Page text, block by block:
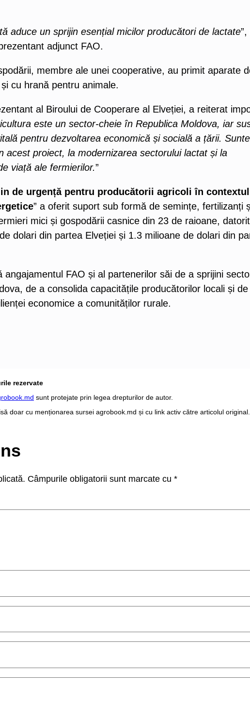
aduce un sprijin esențial micilor producători de lactate”,
adjunct FAO.
membre ale unei cooperative, au primit aparate
cu hrană pentru animale.
al Biroului de Cooperare al Elveției, a reiterat
este un sector-cheie în Republica Moldova, iar
pentru dezvoltarea economică și socială a țării.
acest proiect, la modernizarea sectorului lactat și la
viață ale fermierilor.”
de urgență pentru producătorii agricoli în
” a oferit suport sub formă de semințe, fertilizanți
mici și gospodării casnice din 23 de raioane,
dolari din partea Elveției și 1.3 milioane de dolari din
FAO și al partenerilor săi de a sprijini
de a consolida capacitățile producătorilor locali și
economice a comunităților rurale.
rezervate
sunt protejate prin legea drepturilor de autor.
doar cu menționarea sursei agrobook.md și cu link activ către articolul original.
Câmpurile obligatorii sunt marcate cu *